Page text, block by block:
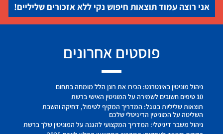
אני רוצה עמוד תוצאות חיפוש נקי ללא אזכורים שליליים!
פוסטים אחרונים
ניהול מוניטין באינטרנט: הכירו את רונן הלל מומחה בתחום
10 טיפים חשובים לשמירה על המוניטין האישי ברשת
תוצאות שליליות בגוגל: המדריך המקיף לטיפול, דחיקה והשבת
השליטה על המוניטין הדיגיטלי שלכם
ניהול משבר דיגיטלי: המדריך המקצועי להגנה על המוניטין שלך ברשת